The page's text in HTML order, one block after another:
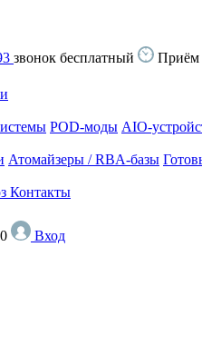
звонок бесплатный Приём
POD-моды AIO-
Атомайзеры / RBA-базы
Контакты
Вход